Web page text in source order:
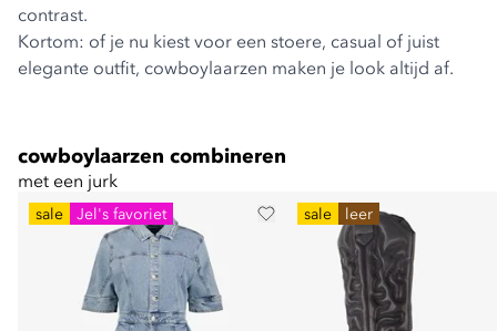
contrast.
Kortom: of je nu kiest voor een stoere, casual of juist
elegante outfit, cowboylaarzen maken je look altijd af.
cowboylaarzen combineren
met een jurk
sale Jel's favoriet sale leer